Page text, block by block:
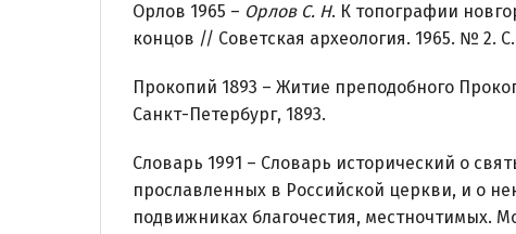
Орлов 1965 – Орлов С. Н. К топографии
концов // Советская археология. 1965. № 2. С.
Прокопий 1893 – Житие преподобного
Санкт-Петербург, 1893.
Словарь 1991 – Словарь исторический о
прославленных в Российской церкви, и о
подвижниках благочестия, местночтимых.